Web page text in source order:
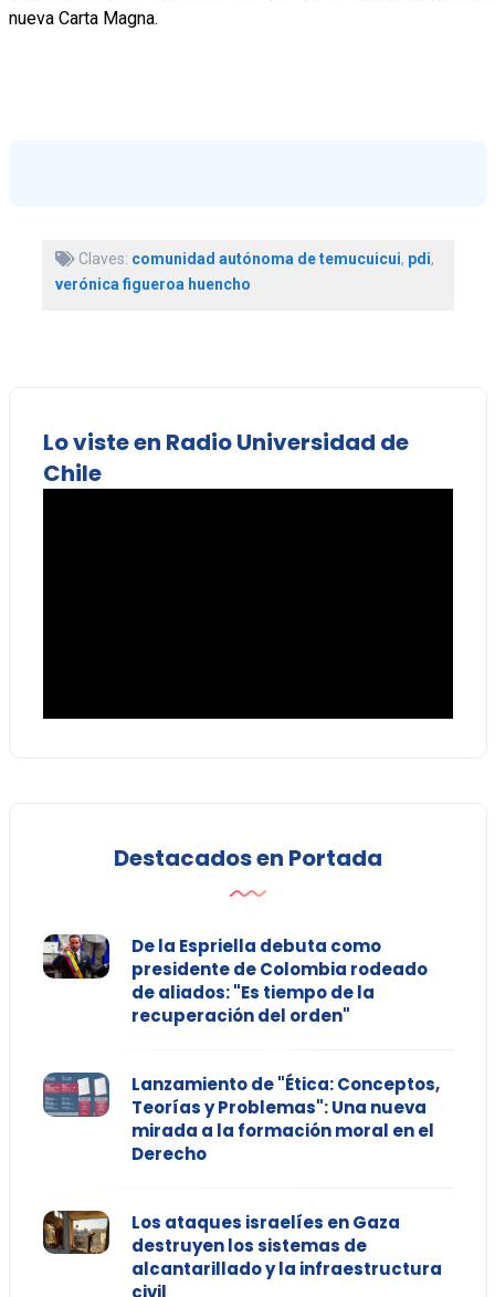
nueva Carta Magna.
Claves: comunidad autónoma de temucuicui, pdi,
verónica figueroa huencho
Lo viste en Radio Universidad de
Chile
Destacados en Portada
De la Espriella debuta como
presidente de Colombia rodeado
de aliados: "Es tiempo de la
recuperación del orden"
Lanzamiento de "Ética: Conceptos,
Teorías y Problemas": Una nueva
mirada a la formación moral en el
Derecho
Los ataques israelíes en Gaza
destruyen los sistemas de
alcantarillado y la infraestructura
civil